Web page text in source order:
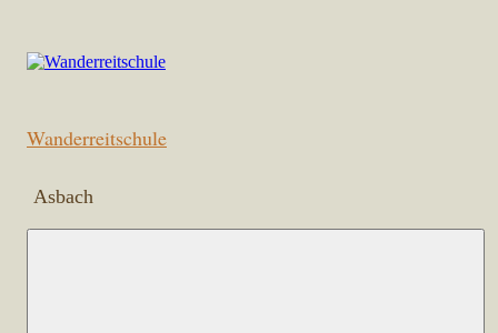
springen
Wanderreitschule
Asbach